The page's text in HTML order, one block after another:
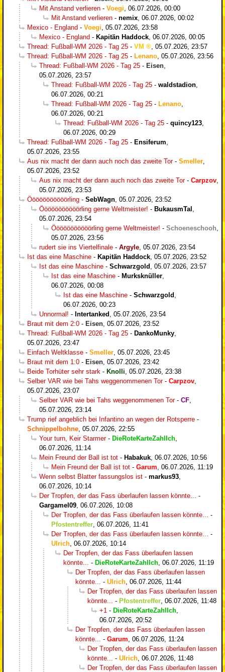
Mit Anstand verlieren - Voegi 06.07.2026, 00:00
Mit Anstand verlieren - nemix 06.07.2026, 00:02
Mexico - England - Voegi 05.07.2026, 23:58
Mexico - England - Kapitän Haddock 06.07.2026, 00:05
Thread: Fußball-WM 2026 - Tag 25 - VM
05.07.2026, 23:57
Thread: Fußball-WM 2026 - Tag 25 - Lenano 05.07.2026, 23:56
Thread: Fußball-WM 2026 - Tag 25 - Eisen
05.07.2026, 23:57
Thread: Fußball-WM 2026 - Tag 25 - waldstadion
06.07.2026, 00:21
Thread: Fußball-WM 2026 - Tag 25 - Lenano
06.07.2026, 00:21
Thread: Fußball-WM 2026 - Tag 25 - quincy123
06.07.2026, 00:29
Thread: Fußball-WM 2026 - Tag 25 - Ensiferum
05.07.2026, 23:55
Aus nix macht der dann auch noch das zweite Tor- Smeller
05.07.2026, 23:52
Aus nix macht der dann auch noch das zweite Tor- Carpzov
05.07.2026, 23:53
Ööööööööööörling - SebWagn 05.07.2026, 23:52
Ööööööööööörling gerne Weltmeister! - BukausmTal
05.07.2026, 23:54
Ööööööööööörling gerne Weltmeister! - Schoeneschooh
05.07.2026, 23:56
rudert sie ins Viertelfinale - Argyle 05.07.2026, 23:54
Ist das eine Maschine - Kapitän Haddock 05.07.2026, 23:52
Ist das eine Maschine - Schwarzgold
05.07.2026, 23:57
Ist das eine Maschine - Murksknüller
06.07.2026, 00:08
Ist das eine Maschine - Schwarzgold
06.07.2026, 00:23
Unnormal! - Intertanked
05.07.2026, 23:54
Braut mit dem 2:0 - Eisen 05.07.2026, 23:52
Thread: Fußball-WM 2026 - Tag 25 - DankoMunky
05.07.2026, 23:47
Einfach Weltklasse - Smeller 05.07.2026, 23:45
Braut mit dem 1:0 - Eisen 05.07.2026, 23:42
Beide Torhüter sehr stark - Knolli 05.07.2026, 23:38
Selber VAR wie bei Tahs weggenommenen Tor- Carpzov
05.07.2026, 23:07
Selber VAR wie bei Tahs weggenommenen Tor- CF
05.07.2026, 23:14
Trump rief angeblich bei Infantino an wegen der Rotsperre -
Schnippelbohne 05.07.2026, 22:55
Your turn, Keir Starmer- DieRoteKarteZahlIch
06.07.2026, 11:14
Mein Freund der Ball ist tot - Habakuk 06.07.2026, 10:56
Mein Freund der Ball ist tot - Garum 06.07.2026, 11:19
Wenn selbst Blatter fassungslos ist - markus93
06.07.2026, 10:14
Der Tropfen, der das Fass überlaufen lassen könnte...
-
Gargamel09 06.07.2026, 10:08
Der Tropfen, der das Fass überlaufen lassen könnte...
-
Pfostentreffer 06.07.2026, 11:41
Der Tropfen, der das Fass überlaufen lassen könnte...
-
Ulrich 06.07.2026, 10:14
Der Tropfen, der das Fass überlaufen lassen
könnte...
- DieRoteKarteZahlIch 06.07.2026, 11:19
Der Tropfen, der das Fass überlaufen lassen
könnte...
- Ulrich 06.07.2026, 11:44
Der Tropfen, der das Fass überlaufen lassen
könnte...
- Pfostentreffer 06.07.2026, 11:48
+1 - DieRoteKarteZahlIch
06.07.2026, 20:52
Der Tropfen, der das Fass überlaufen lassen
könnte...
- Garum 06.07.2026, 11:24
Der Tropfen, der das Fass überlaufen lassen
könnte...
- Ulrich 06.07.2026, 11:48
Der Tropfen, der das Fass überlaufen lassen